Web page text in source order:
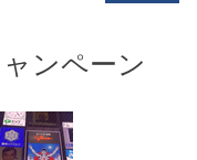
ンペーン